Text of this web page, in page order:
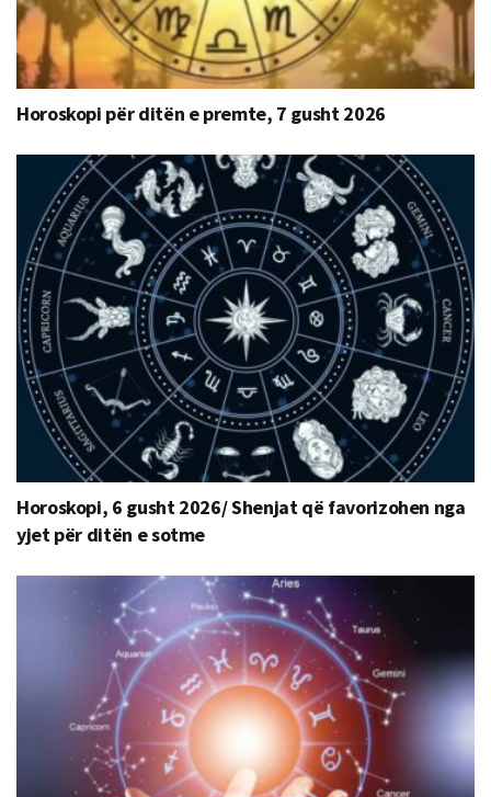
Horoskopi për ditën e premte, 7 gusht 2026
Horoskopi, 6 gusht 2026/ Shenjat që favorizohen nga
yjet për ditën e sotme